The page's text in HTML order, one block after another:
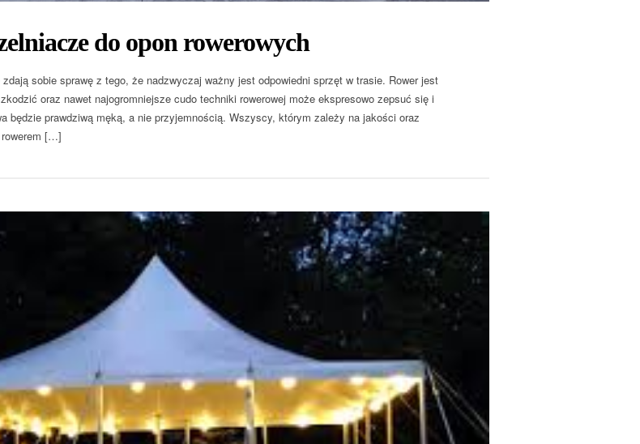
do opon rowerowych
sobie sprawę z tego, że nadzwyczaj ważny jest odpowiedni sprzęt w trasie. Rower jest
oraz nawet najogromniejsze cudo techniki rowerowej może ekspresowo zepsuć się i
będzie prawdziwą męką, a nie przyjemnością. Wszyscy, którym zależy na jakości oraz
[…]